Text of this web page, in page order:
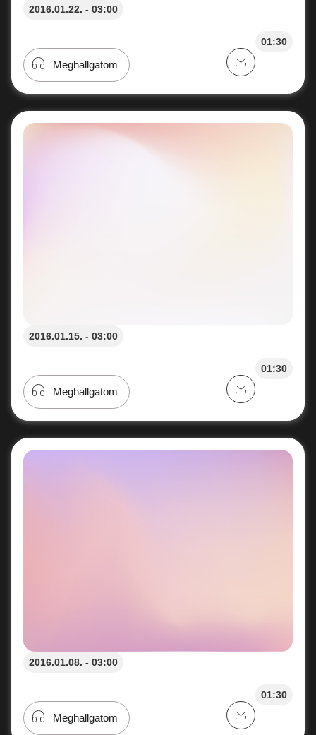
2016.01.22. - 03:00
01:30
Meghallgatom
2016.01.15. - 03:00
01:30
Meghallgatom
2016.01.08. - 03:00
01:30
Meghallgatom